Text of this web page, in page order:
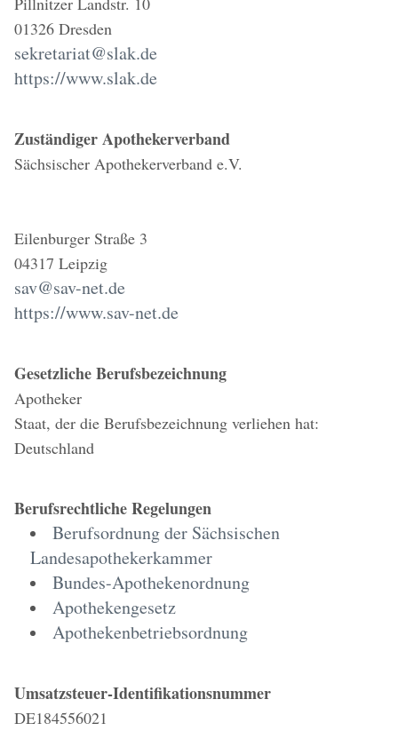
01326 Dresden
sekretariat@slak.de
https://www.slak.de
Zuständiger Apothekerverband
Sächsischer Apothekerverband e.V.
Eilenburger Straße 3
04317 Leipzig
sav@sav-net.de
https://www.sav-net.de
Gesetzliche Berufsbezeichnung
Apotheker
Staat, der die Berufsbezeichnung verliehen hat:
Deutschland
Berufsrechtliche Regelungen
Berufsordnung der Sächsischen
Landesapothekerkammer
Bundes-Apothekenordnung
Apothekengesetz
Apothekenbetriebsordnung
Umsatzsteuer-Identifikationsnummer
DE184556021